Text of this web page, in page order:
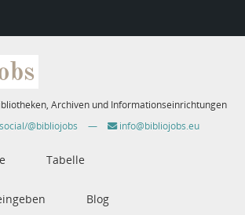
Archiven und Informationseinrichtungen
@bibliojobs
— info@bibliojobs.eu
Tabelle
Blog